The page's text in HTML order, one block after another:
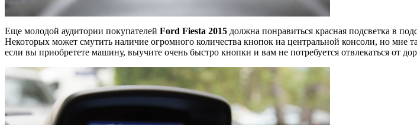
Еще молодой аудитории покупателей Ford Fiesta 2015 должна понравиться красная подсветка в
Некоторых может смутить наличие огромного количества кнопок на центральной консоли, но
если вы приобретете машину, выучите очень быстро кнопки и вам не потребуется отвлекаться от